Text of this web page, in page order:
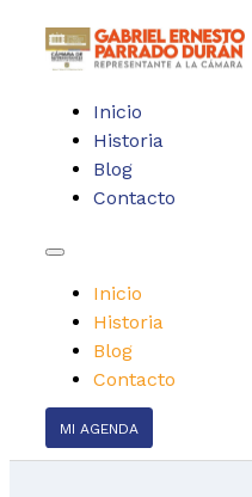
Inicio
Historia
Blog
Contacto
Inicio
Historia
Blog
Contacto
MI AGENDA